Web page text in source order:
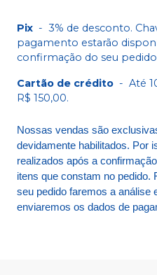
Pix - 3% de desconto.
pagamento estarão
confirmação do seu
Cartão de crédito - Até
R$ 150,00.
Nossas vendas são
devidamente habilitados. Por
realizados após a
itens que constam no pedido.
seu pedido faremos a análise
enviaremos os dados de